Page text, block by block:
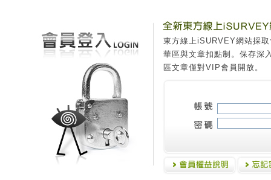
東方線上iSURVEY網站採
華區與文章扣點制。保存深
區文章僅對VIP會員開放。